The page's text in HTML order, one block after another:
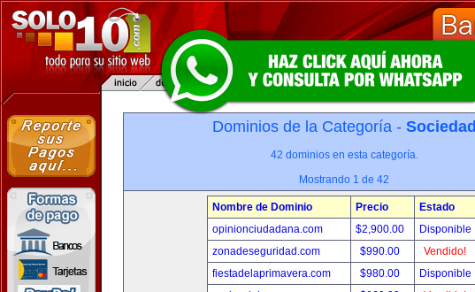
Dominios de la Categoría - Sociedad
42 dominios en esta categoría.
Mostrando 1 de 42
Nombre de Dominio Precio
Estado
opinionciudadana.com
$2,900.00
Disponible
zonadeseguridad.com
$990.00
Vendido!
fiestadelaprimavera.com
$980.00
Disponible